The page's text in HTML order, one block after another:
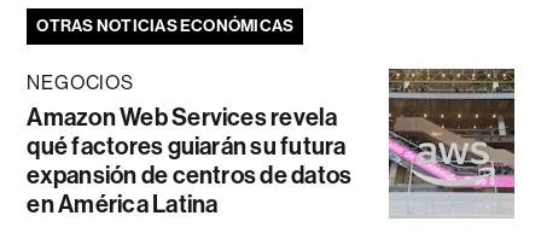
OTRAS NOTICIAS ECONÓMICAS
NEGOCIOS
Amazon Web Services revela
qué factores guiarán su futura
expansión de centros de datos
en América Latina